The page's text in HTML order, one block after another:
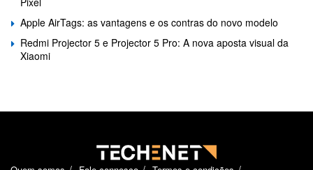
Apple AirTags: as vantagens e os contras do novo modelo
Redmi Projector 5 e Projector 5 Pro: A nova aposta visual da
Xiaomi